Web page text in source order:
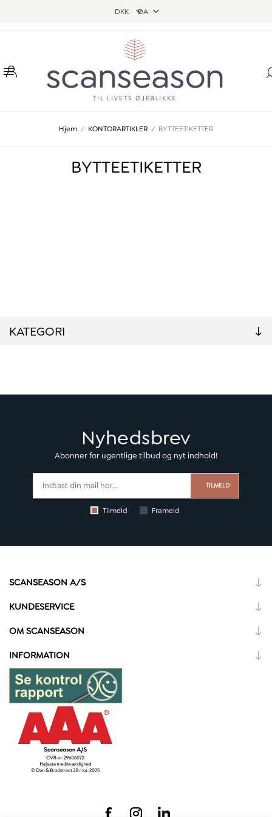
Hjem / KONTORARTIKLER / BYTTEETIKETTER
KATEGORI
BYTTEETIKETTER
Nyhedsbrev
Abonner for ugentlige tilbud og nyt indhold!
TILMELD
Tilmeld Frameld
SCANSEASON A/S
KUNDESERVICE
OM SCANSEASON
INFORMATION